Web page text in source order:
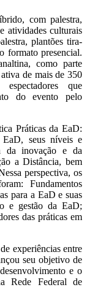
com palestra,
atividades culturais
plantões tira-
formato presencial.
como parte
de mais de 350
que
do evento pelo
Práticas da EaD:
seus níveis e
da inovação e da
a Distância, bem
perspectiva, os
Fundamentos
para a EaD e suas
e gestão da EaD;
das práticas em
experiências entre
seu objetivo de
e o
Rede Federal de